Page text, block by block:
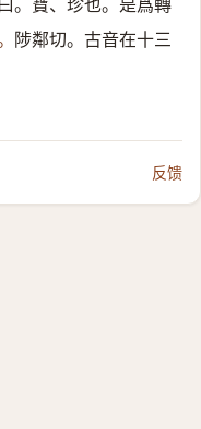
陟鄰切。古音在十三
反馈